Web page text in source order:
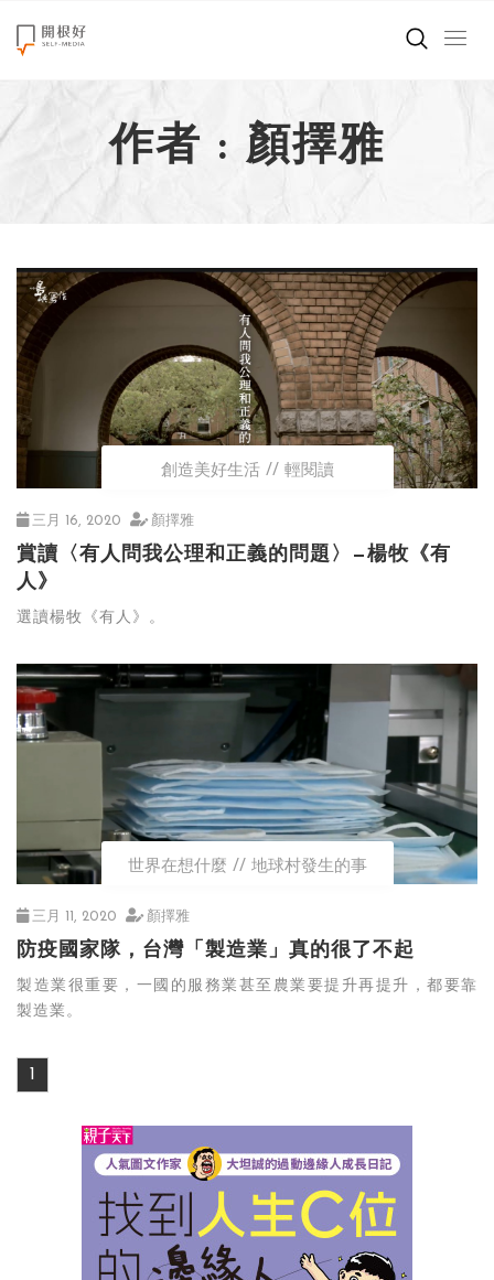
來點正能量
世界在想什麼
創造美好生活
職場商業經濟
影片專區
關於我們
作者 : 顏擇雅
創造美好生活 輕閱讀
三月 16, 2020 顏擇雅
賞讀〈有人問我公理和正義的問題〉—楊牧《有
人》
選讀楊牧《有人》。
世界在想什麼 地球村發生的事
三月 11, 2020 顏擇雅
防疫國家隊，台灣「製造業」真的很了不起
製造業很重要，一國的服務業甚至農業要提升再提升，都要靠
製造業。
1